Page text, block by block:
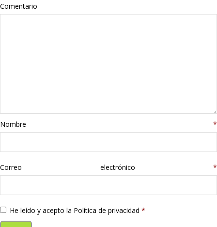
Informática
Stanley
libros
Comentario
Nombre *
Correo electrónico *
He leído y acepto la Política de privacidad *